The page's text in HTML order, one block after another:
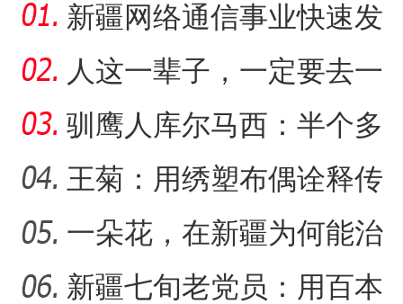
新疆网络通信事业快速发
展 拉近世界与新疆距离
人这一辈子，一定要去一
趟新星市！
驯鹰人库尔马西：半个多
世纪的传统文化守望
王菊：用绣塑布偶诠释传
统符号与技艺
一朵花，在新疆为何能治
沙又致富？
新疆七旬老党员：用百本